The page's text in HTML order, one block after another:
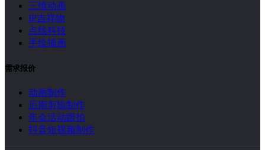
三维动画
IP吉祥物
点线科技
手绘插画
需求报价
动画制作
后期剪辑制作
年会活动跟拍
抖音短视频制作